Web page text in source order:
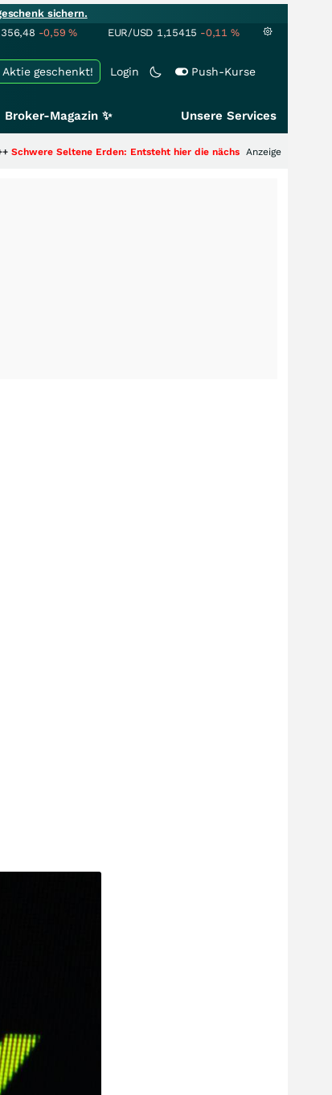
sichern.
-0,59% EUR/USD 1,15415 -0,11 %
Login Push-Kurse
Aktie geschenkt!
Broker-Magazin ✨ Unsere Services
Erden: Entsteht hier die nächste Milliardenstory?+++
Anzeige